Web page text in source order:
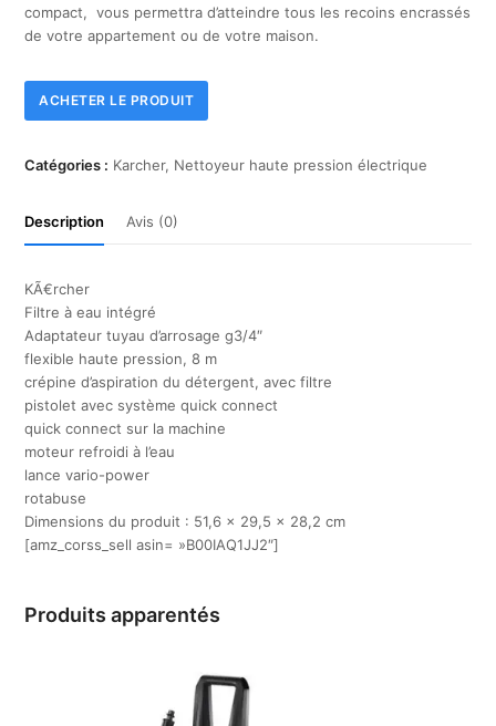
compact, vous permettra d’atteindre tous les recoins encrassés
de votre appartement ou de votre maison.
ACHETER LE PRODUIT
Catégories : Karcher, Nettoyeur haute pression électrique
Description Avis (0)
KÃ€rcher
Filtre à eau intégré
Adaptateur tuyau d’arrosage g3/4″
flexible haute pression, 8 m
crépine d’aspiration du détergent, avec filtre
pistolet avec système quick connect
quick connect sur la machine
moteur refroidi à l’eau
lance vario-power
rotabuse
Dimensions du produit : 51,6 x 29,5 x 28,2 cm
[amz_corss_sell asin= »B00IAQ1JJ2″]
Produits apparentés